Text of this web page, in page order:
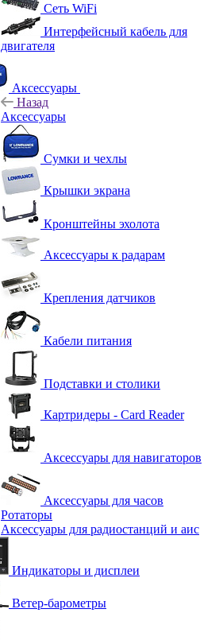
Сеть WiFi
Интерфейсный кабель для
двигателя
Аксессуары
Назад
Аксессуары
Сумки и чехлы
Крышки экрана
Кронштейны эхолота
Аксессуары к радарам
Крепления датчиков
Кабели питания
Подставки и столики
Картридеры - Card Reader
Аксессуары для навигаторов
Аксессуары для часов
Ротаторы
Аксессуары для радиостанций и аис
Индикаторы и дисплеи
Ветер-барометры